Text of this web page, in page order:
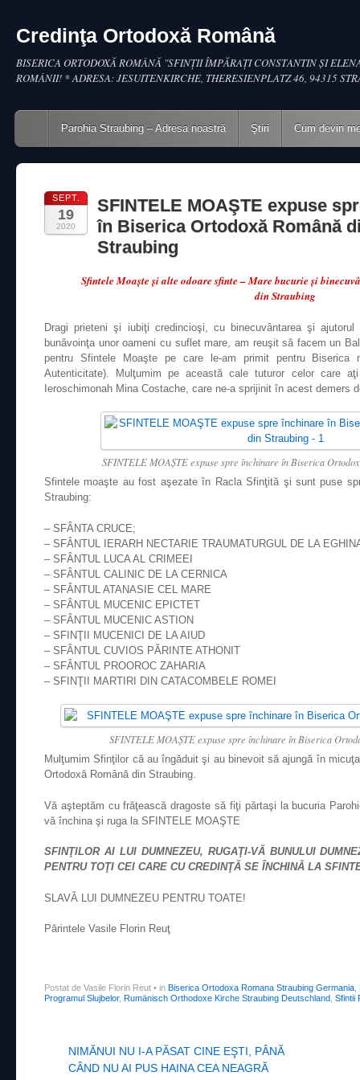
Credinţa Ortodoxă Română
BISERICA ORTODOXĂ ROMÂNĂ "SFINŢII ÎMPĂRAŢI CONSTANTIN ŞI
ROMÂNII! * ADRESA: JESUITENKIRCHE, THERESIENPLATZ 46, 94315
Main menu
Skip to content
Parohia Straubing – Adresa noastră Ştiri Cum devin
SEPT.
19
2020
SFINTELE MOAŞTE expuse
în Biserica Ortodoxă Română
Straubing
Sfintele Moaşte şi alte odoare sfinte – Mare bucurie şi
din Straubing
Dragi prieteni şi iubiţi credincioşi, cu binecuvântarea şi
bunăvoinţa unor oameni cu suflet mare, am reuşit să facem un
pentru Sfintele Moaşte pe care le-am primit pentru Biserica
Autenticitate). Mulţumim pe această cale tuturor celor care
Ieroschimonah Mina Costache, care ne-a sprijinit în acest demers
SFINTELE MOAŞTE expuse spre închinare în Biserica
Sfintele moaşte au fost aşezate în Racla Sfinţită şi sunt puse
Straubing:
– SFÂNTA CRUCE;
– SFÂNTUL IERARH NECTARIE TRAUMATURGUL DE LA
– SFÂNTUL LUCA AL CRIMEEI
– SFÂNTUL CALINIC DE LA CERNICA
– SFÂNTUL ATANASIE CEL MARE
– SFÂNTUL MUCENIC EPICTET
– SFÂNTUL MUCENIC ASTION
– SFINŢII MUCENICI DE LA AIUD
– SFÂNTUL CUVIOS PĂRINTE ATHONIT
– SFÂNTUL PROOROC ZAHARIA
– SFINŢII MARTIRI DIN CATACOMBELE ROMEI
SFINTELE MOAŞTE expuse spre închinare în Biserica
Mulţumim Sfinţilor că au îngăduit şi au binevoit să ajungă în
Ortodoxă Română din Straubing.
Vă aşteptăm cu frăţească dragoste să fiţi părtaşi la bucuria
vă închina şi ruga la SFINTELE MOAŞTE
SFINŢILOR AI LUI DUMNEZEU, RUGAŢI-VĂ BUNULUI
PENTRU TOŢI CEI CARE CU CREDINŢĂ SE ÎNCHINĂ LA
SLAVĂ LUI DUMNEZEU PENTRU TOATE!
Părintele Vasile Florin Reuţ
Postat de Vasile Florin Reut • in Biserica Ortodoxa Romana Straubing Germania
Programul Slujbelor, Rumänisch Orthodoxe Kirche Straubing Deutschland Sfintii
Post navigation
NIMĂNUI NU I-A PĂSAT CINE EŞTI, PÂNĂ
CÂND NU AI PUS HAINA CEA NEAGRĂ